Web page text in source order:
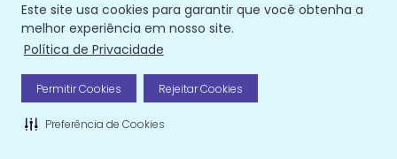
Este site usa cookies para garantir que você obtenha a
melhor experiência em nosso site.
Política de Privacidade
Permitir Cookies Rejeitar Cookies
Preferência de Cookies